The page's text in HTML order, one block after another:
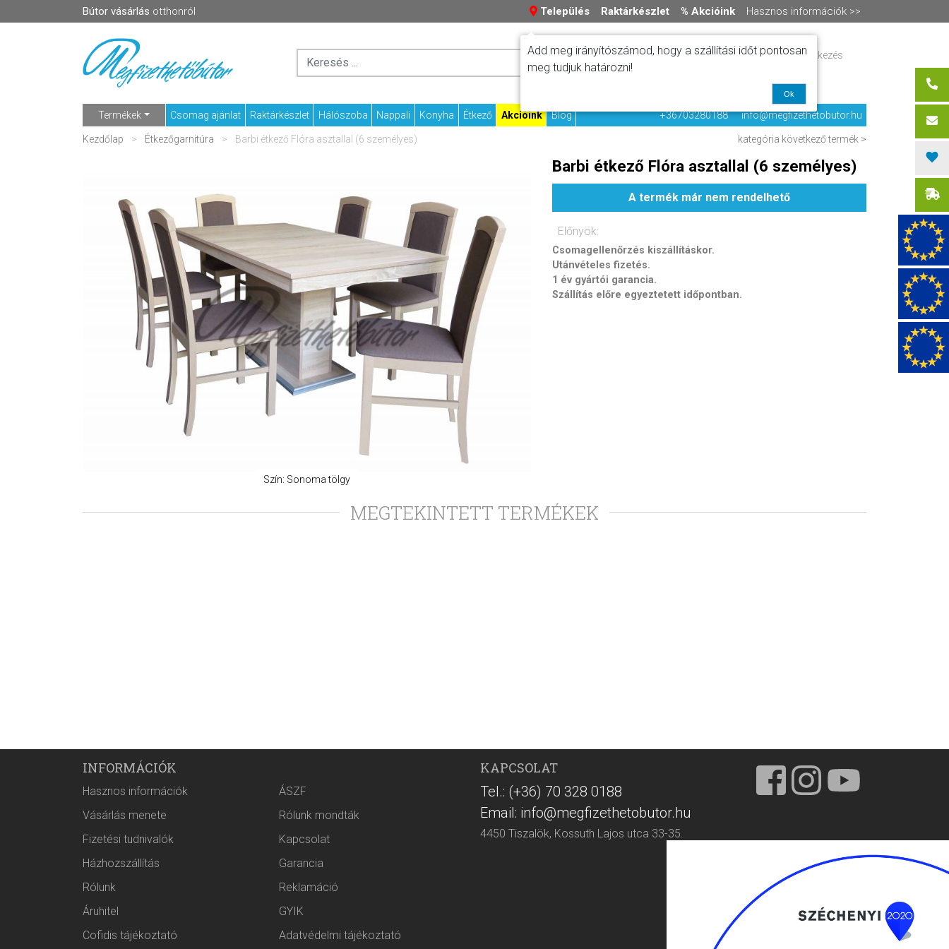
Bútor vásárlás otthonról Település Raktárkészlet % Akcióink Hasznos információk >>
Szállítás
Fizetési tudnivalók
Regisztráció / bejelentkezés
Termékek Csomag ajánlat Raktárkészlet Hálószoba Nappali Konyha Étkező Akcióink Blog +36703280188 info@megfizethetobutor.hu
Kezdőlap Étkezőgarnitúra Barbi étkező Flóra asztallal (6 személyes) kategória következő termék >
Szín: Sonoma tölgy
Barbi étkező Flóra asztallal (6 személyes)
A termék már nem rendelhető
Előnyök:
Csomagellenőrzés kiszállításkor.
Utánvételes fizetés.
1 év gyártói garancia.
Szállítás előre egyeztetett időpontban.
MEGTEKINTETT TERMÉKEK
INFORMÁCIÓK
Hasznos információk
ÁSZF
Vásárlás menete
Rólunk mondták
Fizetési tudnivalók
Kapcsolat
Házhozszállítás
Garancia
Rólunk
Reklamáció
Áruhitel
GYIK
Cofidis tájékoztató
Adatvédelmi tájékoztató
KAPCSOLAT
Tel.: (+36) 70 328 0188
Email: info@megfizethetobutor.hu
4450 Tiszalök, Kossuth Lajos utca 33-35.
Add meg irányítószámod, hogy a szállítási időt pontosan
meg tudjuk határozni!
Ok